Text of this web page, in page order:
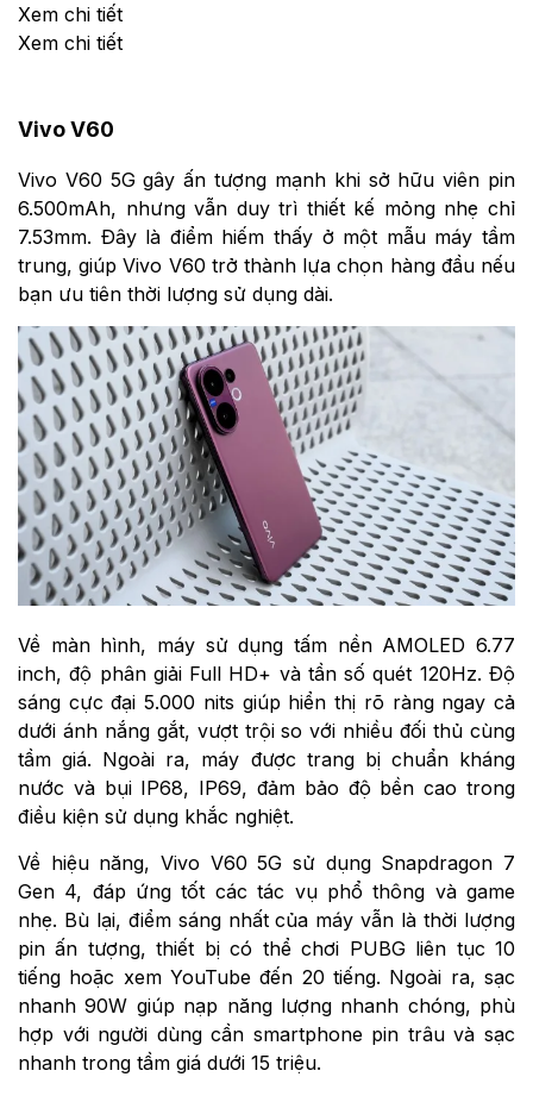
Xem chi tiết
Xem chi tiết
Vivo V60
Vivo V60 5G gây ấn tượng mạnh khi sở hữu viên pin
6.500mAh, nhưng vẫn duy trì thiết kế mỏng nhẹ chỉ
7.53mm. Đây là điểm hiếm thấy ở một mẫu máy tầm
trung, giúp Vivo V60 trở thành lựa chọn hàng đầu nếu
bạn ưu tiên thời lượng sử dụng dài.
Về màn hình, máy sử dụng tấm nền AMOLED 6.77
inch, độ phân giải Full HD+ và tần số quét 120Hz. Độ
sáng cực đại 5.000 nits giúp hiển thị rõ ràng ngay cả
dưới ánh nắng gắt, vượt trội so với nhiều đối thủ cùng
tầm giá. Ngoài ra, máy được trang bị chuẩn kháng
nước và bụi IP68, IP69, đảm bảo độ bền cao trong
điều kiện sử dụng khắc nghiệt.
Về hiệu năng, Vivo V60 5G sử dụng Snapdragon 7
Gen 4, đáp ứng tốt các tác vụ phổ thông và game
nhẹ. Bù lại, điểm sáng nhất của máy vẫn là thời lượng
pin ấn tượng, thiết bị có thể chơi PUBG liên tục 10
tiếng hoặc xem YouTube đến 20 tiếng. Ngoài ra, sạc
nhanh 90W giúp nạp năng lượng nhanh chóng, phù
hợp với người dùng cần smartphone pin trâu và sạc
nhanh trong tầm giá dưới 15 triệu.